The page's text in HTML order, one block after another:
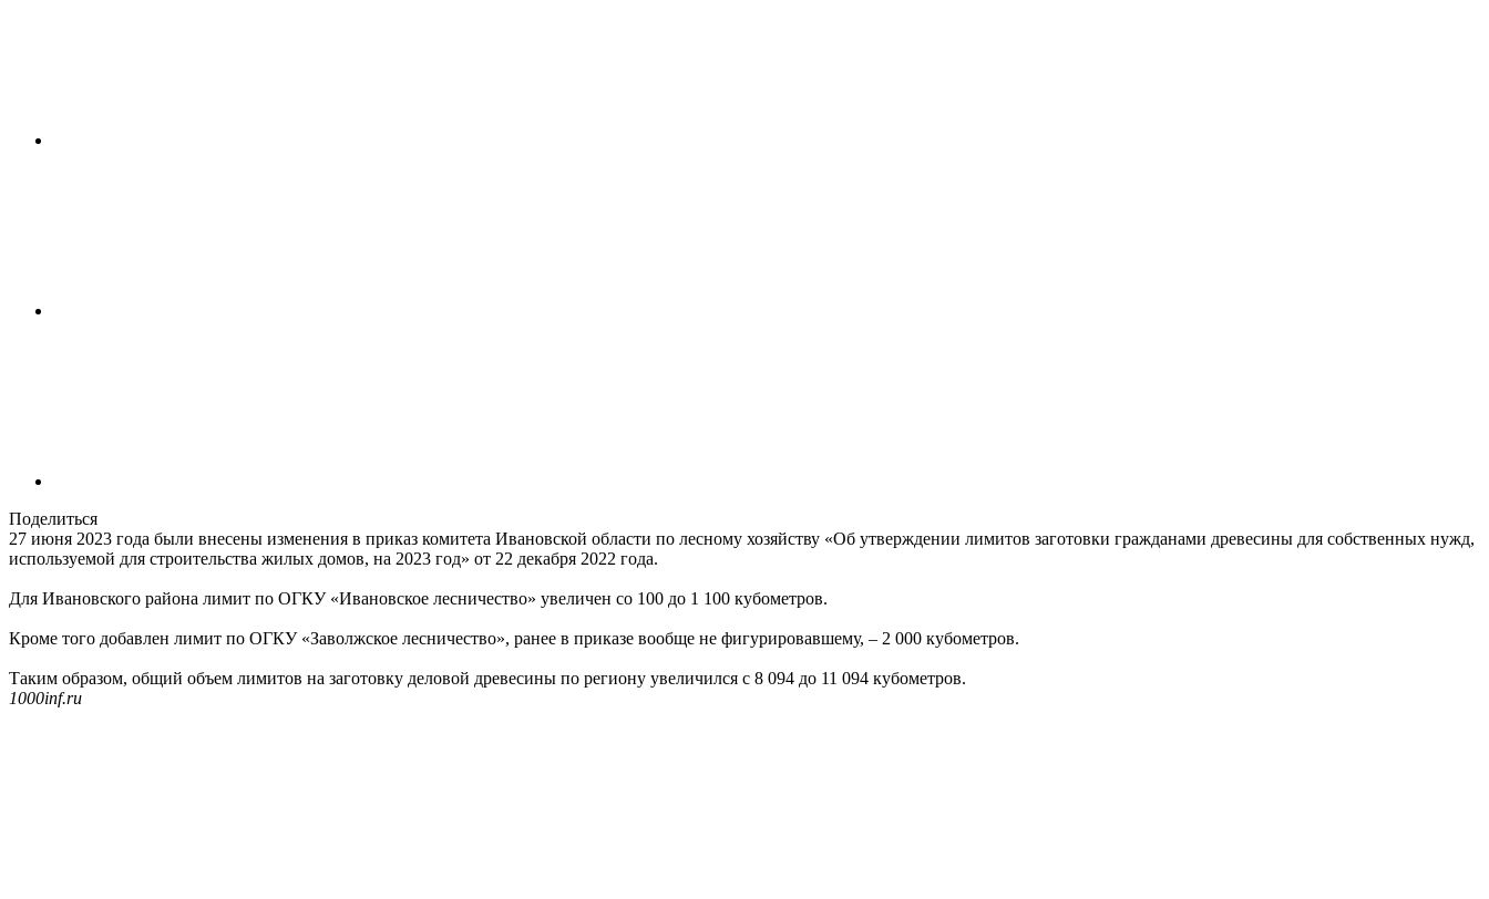
Поделиться
27 июня 2023 года были внесены изменения в приказ комитета Ивановской области по лесному хозяйству «Об утверждении лимитов заготовки гражданами древесины для собственных нужд,
используемой для строительства жилых домов, на 2023 год» от 22 декабря 2022 года.
Для Ивановского района лимит по ОГКУ «Ивановское лесничество» увеличен со 100 до 1 100 кубометров.
Кроме того добавлен лимит по ОГКУ «Заволжское лесничество», ранее в приказе вообще не фигурировавшему, – 2 000 кубометров.
Таким образом, общий объем лимитов на заготовку деловой древесины по региону увеличился с 8 094 до 11 094 кубометров.
1000inf.ru